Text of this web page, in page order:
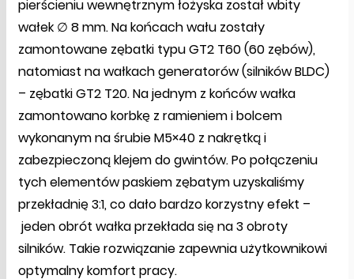
pierścieniu wewnętrznym łożyska został wbity
wałek ∅ 8 mm. Na końcach wału zostały
zamontowane zębatki typu GT2 T60 (60 zębów),
natomiast na wałkach generatorów (silników BLDC)
– zębatki GT2 T20. Na jednym z końców wałka
zamontowano korbkę z ramieniem i bolcem
wykonanym na śrubie M5×40 z nakrętką i
zabezpieczoną klejem do gwintów. Po połączeniu
tych elementów paskiem zębatym uzyskaliśmy
przekładnię 3:1, co dało bardzo korzystny efekt –
jeden obrót wałka przekłada się na 3 obroty
silników. Takie rozwiązanie zapewnia użytkownikowi
optymalny komfort pracy.